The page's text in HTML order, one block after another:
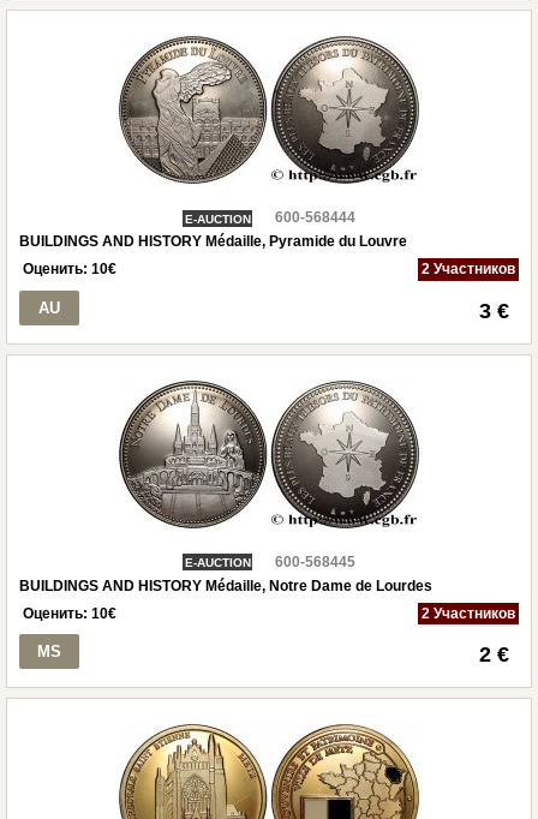
E-AUCTION
600-568444
BUILDINGS AND HISTORY Médaille, Pyramide du Louvre
Оценить: 10€ 2 Участников
AU 3 €
E-AUCTION
600-568445
BUILDINGS AND HISTORY Médaille, Notre Dame de Lourdes
Оценить: 10€ 2 Участников
MS 2 €